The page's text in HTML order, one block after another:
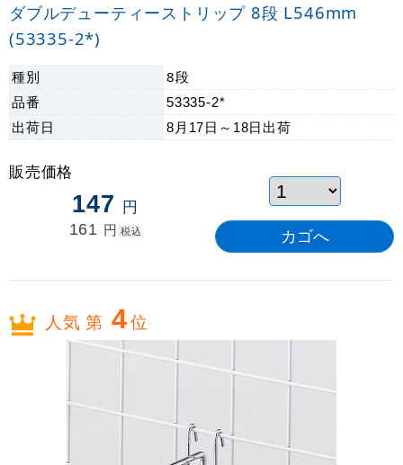
ダブルデューティーストリップ 8段 L546mm
(53335-2*)
種別
8段
品番
53335-2*
出荷日 8月17日～18日 出荷
販売価格
147 円
161 円 税込
人気 第 4位